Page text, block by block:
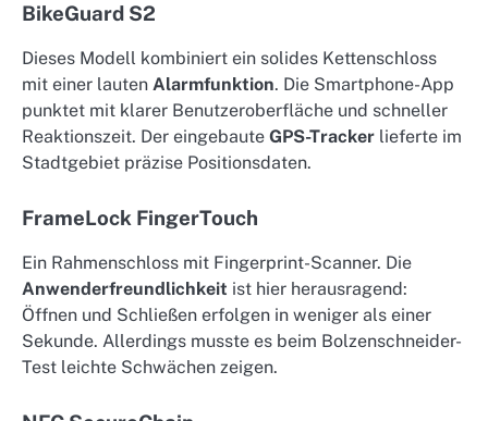
BikeGuard S2
Dieses Modell kombiniert ein solides Kettenschloss
mit einer lauten Alarmfunktion. Die Smartphone-App
punktet mit klarer Benutzeroberfläche und schneller
Reaktionszeit. Der eingebaute GPS-Tracker lieferte im
Stadtgebiet präzise Positionsdaten.
FrameLock FingerTouch
Ein Rahmenschloss mit Fingerprint-Scanner. Die
Anwenderfreundlichkeit ist hier herausragend:
Öffnen und Schließen erfolgen in weniger als einer
Sekunde. Allerdings musste es beim Bolzenschneider-
Test leichte Schwächen zeigen.